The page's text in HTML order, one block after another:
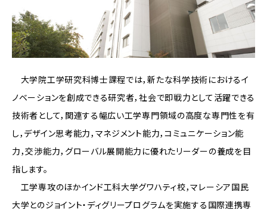
大学院工学研究科博士課程では，新たな科学技術におけるイ
ノベーションを創成できる研究者，社会で即戦力として活躍できる
技術者として，関連する幅広い工学専門領域の高度な専門性を有
し，デザイン思考能力，マネジメント能力，コミュニケーション能
力，交渉能力，グローバル展開能力に優れたリーダーの養成を目
指します。
工学専攻のほかインド工科大学グワハティ校，マレーシア国民
大学とのジョイント・ディグリープログラムを実施する国際連携専